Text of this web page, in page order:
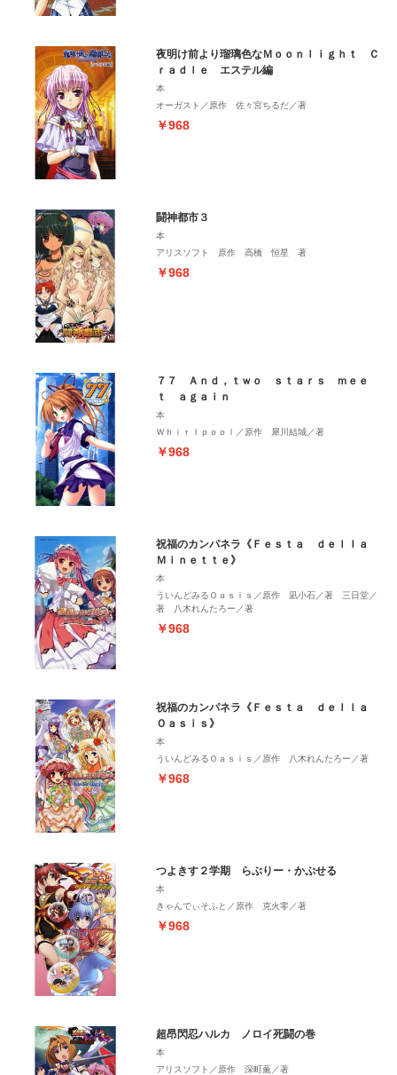
夜明け前より瑠璃色なＭｏｏｎｌｉｇｈｔ Ｃ
ｒａｄｌｅ エステル編
本
オーガスト／原作 佐々宮ちるだ／著
￥968
闘神都市３
本
アリスソフト 原作 高橋 恒星 著
￥968
７７ Ａｎｄ，ｔｗｏ ｓｔａｒｓ ｍｅｅ
ｔ ａｇａｉｎ
本
Ｗｈｉｒｌｐｏｏｌ／原作 犀川結城／著
￥968
祝福のカンパネラ《Ｆｅｓｔａ ｄｅｌｌａ
Ｍｉｎｅｔｔｅ》
本
ういんどみるＯａｓｉｓ／原作 凪小石／著 三日堂／
著 八木れんたろー／著
￥968
祝福のカンパネラ《Ｆｅｓｔａ ｄｅｌｌａ
Ｏａｓｉｓ》
本
ういんどみるＯａｓｉｓ／原作 八木れんたろー／著
￥968
つよきす２学期 らぶりー・かぷせる
本
きゃんでぃそふと／原作 克火零／著
￥968
超昂閃忍ハルカ ノロイ死闘の巻
本
アリスソフト／原作 深町薫／著